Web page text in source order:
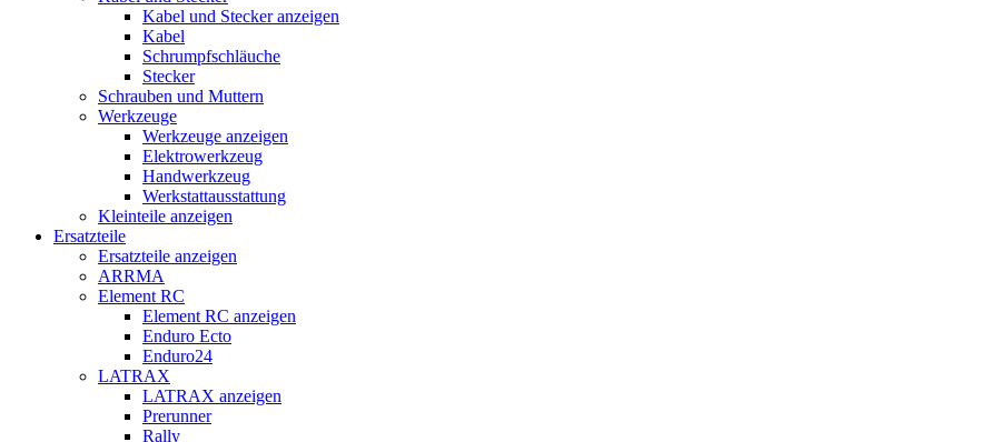
Kabel und Stecker anzeigen
Kabel
Schrumpfschläuche
Stecker
Schrauben und Muttern
Werkzeuge
Werkzeuge anzeigen
Elektrowerkzeug
Handwerkzeug
Werkstattausstattung
Kleinteile anzeigen
Ersatzteile
Ersatzteile anzeigen
ARRMA
Element RC
Element RC anzeigen
Enduro Ecto
Enduro24
LATRAX
LATRAX anzeigen
Prerunner
Rally